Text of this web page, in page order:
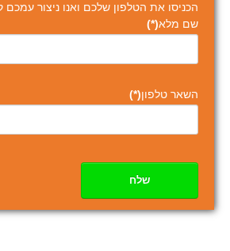
הכניסו את הטלפון שלכם ואנו ניצור
שם מלא(*)
השאר טלפון(*)
שלח